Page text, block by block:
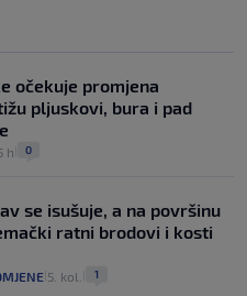
očekuje promjena
pljuskovi, bura i pad
h 0
se isušuje, a na površinu
ratni brodovi i kosti
5. kol. 1